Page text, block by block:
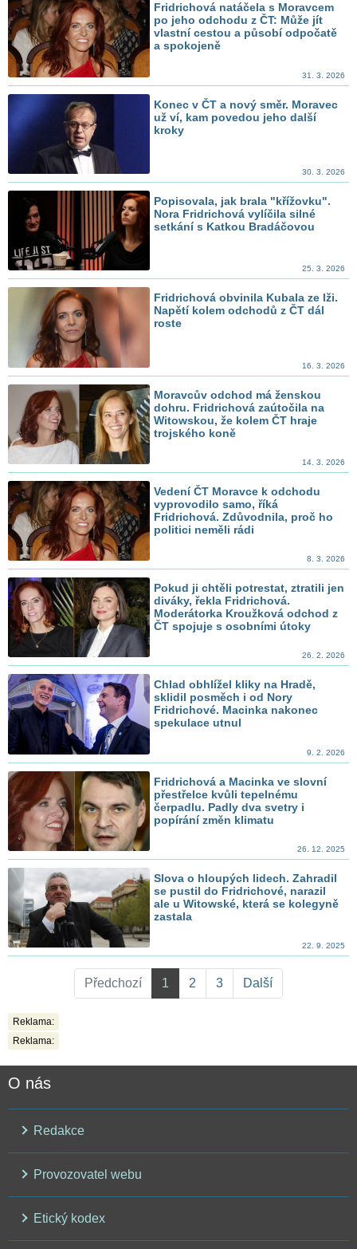
Fridrichová natáčela s Moravcem
po jeho odchodu z ČT: Může jít
vlastní cestou a působí odpočatě
a spokojeně
31. 3. 2026
Konec v ČT a nový směr. Moravec
už ví, kam povedou jeho další
kroky
30. 3. 2026
Popisovala, jak brala "křížovku".
Nora Fridrichová vylíčila silné
setkání s Katkou Bradáčovou
25. 3. 2026
Fridrichová obvinila Kubala ze lži.
Napětí kolem odchodů z ČT dál
roste
16. 3. 2026
Moravcův odchod má ženskou
dohru. Fridrichová zaútočila na
Witowskou, že kolem ČT hraje
trojského koně
14. 3. 2026
Vedení ČT Moravce k odchodu
vyprovodilo samo, říká
Fridrichová. Zdůvodnila, proč ho
politici neměli rádi
8. 3. 2026
Pokud ji chtěli potrestat, ztratili jen
diváky, řekla Fridrichová.
Moderátorka Kroužková odchod z
ČT spojuje s osobními útoky
26. 2. 2026
Chlad obhlížel kliky na Hradě,
sklidil posměch i od Nory
Fridrichové. Macinka nakonec
spekulace utnul
9. 2. 2026
Fridrichová a Macinka ve slovní
přestřelce kvůli tepelnému
čerpadlu. Padly dva svetry i
popírání změn klimatu
26. 12. 2025
Slova o hloupých lidech. Zahradil
se pustil do Fridrichové, narazil
ale u Witowské, která se kolegyně
zastala
22. 9. 2025
Předchozí 1 2 3 Další
Reklama:
Reklama:
O nás
Redakce
Provozovatel webu
Etický kodex